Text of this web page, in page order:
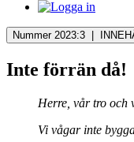
Nummer 2023:3 |
Inte förrän då!
Herre, vår tro och
Vi vågar inte